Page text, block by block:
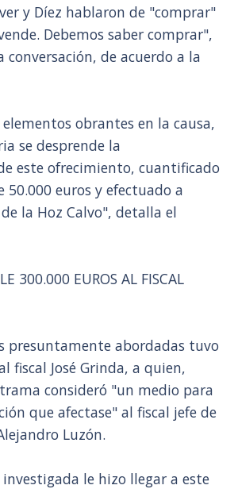
y Díez hablaron de "comprar"
Debemos saber comprar",
conversación, de acuerdo a la
obrantes en la causa,
se desprende la
este ofrecimiento, cuantificado
euros y efectuado a
la Hoz Calvo", detalla el
300.000 EUROS AL FISCAL
presuntamente abordadas tuvo
fiscal José Grinda, a quien,
consideró "un medio para
que afectase" al fiscal jefe de
Luzón.
le hizo llegar a este